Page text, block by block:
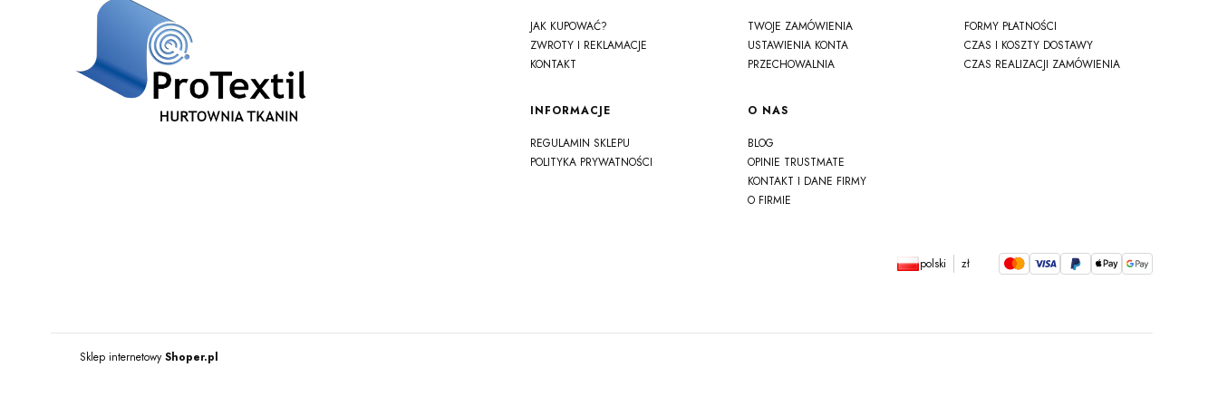
JAK KUPOWAĆ?
ZWROTY I REKLAMACJE
KONTAKT
TWOJE ZAMÓWIENIA
USTAWIENIA KONTA
PRZECHOWALNIA
FORMY PŁATNOŚCI
CZAS I KOSZTY DOSTAWY
CZAS REALIZACJI ZAMÓWIENIA
INFORMACJE
REGULAMIN SKLEPU
POLITYKA PRYWATNOŚCI
O NAS
BLOG
OPINIE TRUSTMATE
KONTAKT I DANE FIRMY
O FIRMIE
polski zł
Sklep internetowyShoper.pl